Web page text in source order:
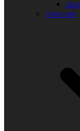
2005
1990-1999